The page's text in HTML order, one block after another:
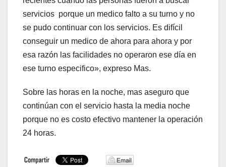
servicios porque un medico falto a su turno y no
se pudo continuar con los servicios. Es difícil
conseguir un medico de ahora para ahora y por
esa razón las facilidades no operaron ese día en
ese turno especifico», expreso Mas.
Sobre las horas en la noche, mas aseguro que
continúan con el servicio hasta la media noche
porque no es costo efectivo mantener la operación
24 horas.